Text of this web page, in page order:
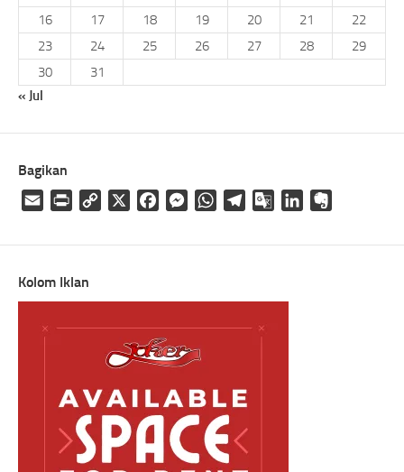
16
17 18 19 20 21
22
23
24 25 26 27 28
29
30
31
« Jul
Bagikan
Email
Print
Copy
FacebookMessengerWhatsAppTelegramGoogleLinkedIn
Kolom Iklan